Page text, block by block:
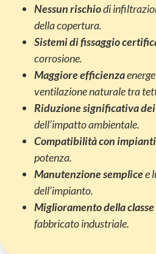
Nessun rischiodi
della copertura.
Sistemi di fissaggio
corrosione.
Maggiore efficienza
ventilazione naturale tra
Riduzione significativa
dell’impatto ambientale.
Compatibilità con impianti
potenza.
Manutenzione semplicee
dell’impianto.
Miglioramento della
fabbricato industriale.